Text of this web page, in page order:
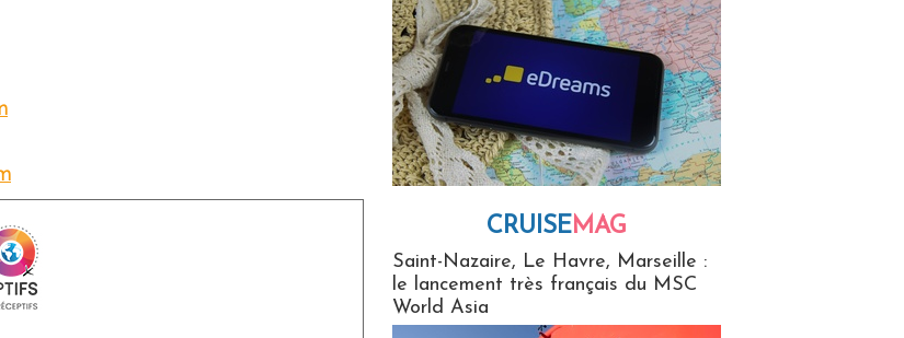
CRUISEMAG
Saint-Nazaire, Le Havre, Marseille :
le lancement très français du MSC
World Asia